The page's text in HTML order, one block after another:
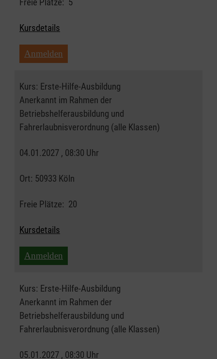
Freie Plätze: 5
Kursdetails
Anmelden
Kurs: Erste-Hilfe-Ausbildung
Anerkannt im Rahmen der
Betriebshelferausbildung und
Fahrerlaubnisverordnung (alle Klassen)
04.01.2027 , 08:30 Uhr
Ort: 50933 Köln
Freie Plätze: 20
Kursdetails
Anmelden
Kurs: Erste-Hilfe-Ausbildung
Anerkannt im Rahmen der
Betriebshelferausbildung und
Fahrerlaubnisverordnung (alle Klassen)
05.01.2027 , 08:30 Uhr